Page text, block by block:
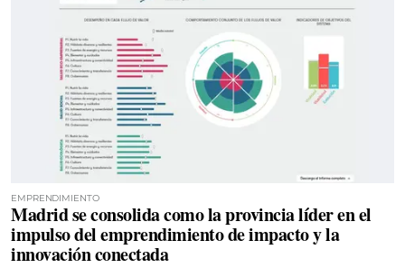
EMPRENDIMIENTO
Madrid se consolida como la provincia líder en el
impulso del emprendimiento de impacto y la
innovación conectada